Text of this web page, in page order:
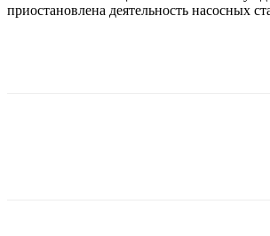
приостановлена деятельность насосных